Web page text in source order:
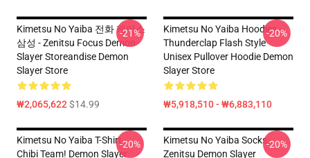
Kimetsu No Yaiba 전화 케이스
삼성 - Zenitsu Focus Demon
Slayer Storeandise Demon
Slayer Store
₩2,065,622$14.99
-21%
Kimetsu No Yaiba Hoodies -
Thunderclap Flash Style
Unisex Pullover Hoodie Demon
Slayer Store
₩5,918,510 - ₩6,883,110
-20%
Kimetsu No Yaiba T-Shirt -
Chibi Team! Demon Slayer
-20%
Kimetsu No Yaiba Socks -
Zenitsu Demon Slayer
-20%